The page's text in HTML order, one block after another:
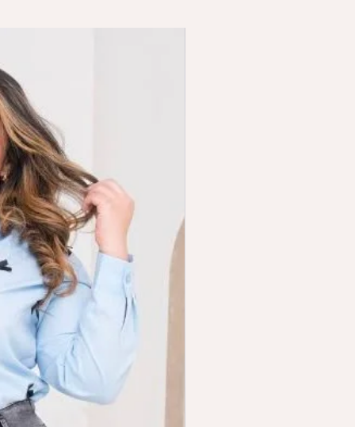
Solo para uso externo, no aplicar
en heridas, mantener fuera del
alcance de los niños, almacenar en
un lugar fresco y seco, lejos de la
luz y fuentes de calor.
Beneficios
Las propiedades antioxidantes del
Guaraná yo la Carnitina ayudan a
que la piel te enga un aspecto
saludable. Ayuda a la disminución
de la celulitis.
Advertencias
En caso de reacción adversa cese
su uso de inmediato y consulte con